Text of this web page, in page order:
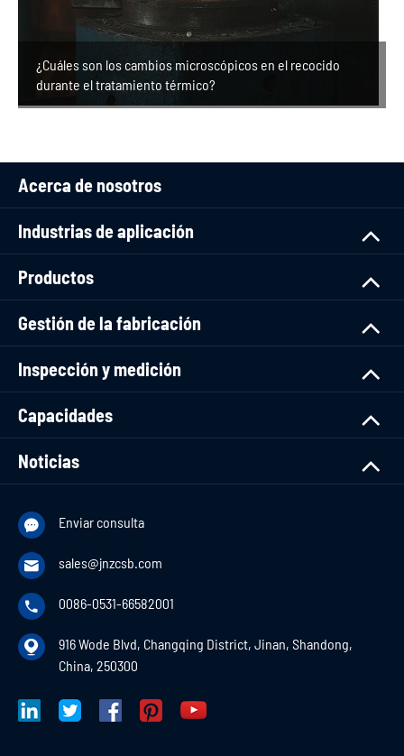
¿Cuáles son los cambios microscópicos en el recocido
durante el tratamiento térmico?
Acerca de nosotros
Industrias de aplicación
Productos
Gestión de la fabricación
Inspección y medición
Capacidades
Noticias
 Enviar consulta
 sales@jnzcsb.com
 0086-0531-66582001

916 Wode Blvd, Changqing District, Jinan, Shandong,
China, 250300